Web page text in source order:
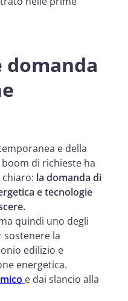
domanda
e della
di richieste ha
la domanda di
e tecnologie
quindi uno degli
la
edilizio e
energetica.
e dai slancio alla